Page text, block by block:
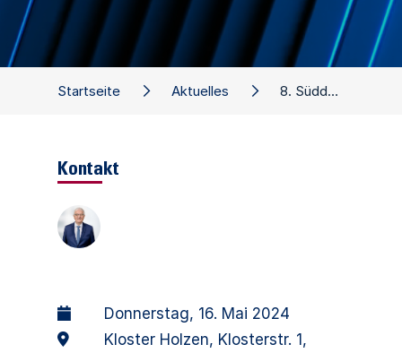
Donnerstag, 16. Mai 2024
Kloster Holzen, Klosterstr. 1,
Kontakt
Startseite Aktuelles 8. Süddeutsches Forum für Insolvenz und Sanierung